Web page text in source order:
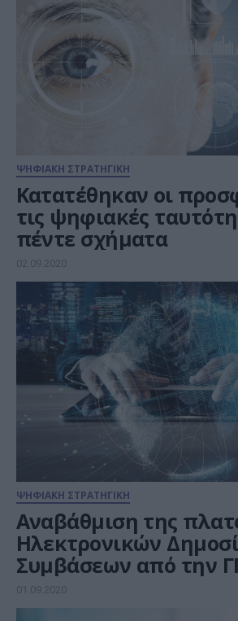
ΨΗΦΙΑΚΗ ΣΤΡΑΤΗΓΙΚΗ
Κατατέθηκαν οι
τις ψηφιακές
πέντε σχήματα
02.09.2020
ΨΗΦΙΑΚΗ ΣΤΡΑΤΗΓΙΚΗ
Αναβάθμιση της
Ηλεκτρονικών
Συμβάσεων από την
01.09.2020